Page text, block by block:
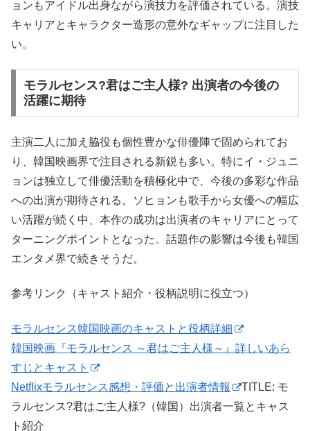
ョンもアイドル出身ながら演技力を評価されている。演技
キャリアとキャラクター造形の意外なギャップに注目した
い。
モラルセンス?君はご主人様? 出演者の今後の
活躍に期待
主演二人に加え脇役も個性豊かな俳優陣で固められてお
り、韓国映画界で注目される新鋭も多い。特にイ・ジュニ
ョンは独立して俳優活動を積極化中で、今後の多彩な作品
への出演が期待される。ソヒョンも歌手から女優への幅広
い活躍が続く中、本作の成功は出演者のキャリアにとって
ターニングポイントとなった。話題作の影響は今後も韓国
エンタメ界で続きそうだ。
参考リンク（キャスト紹介・役柄説明に役立つ）
モラルセンス韓国映画のキャストと役柄詳細
韓国映画『モラルセンス ～君はご主人様～』詳しいあら
すじとキャスト
Netflixモラルセンス感想・評価と出演者情報
TITLE: モ
ラルセンス?君はご主人様?（韓国）出演者一覧とキャス
ト紹介